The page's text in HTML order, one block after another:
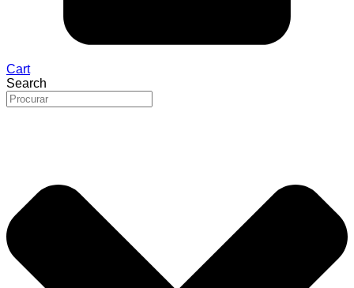
Cart
Search